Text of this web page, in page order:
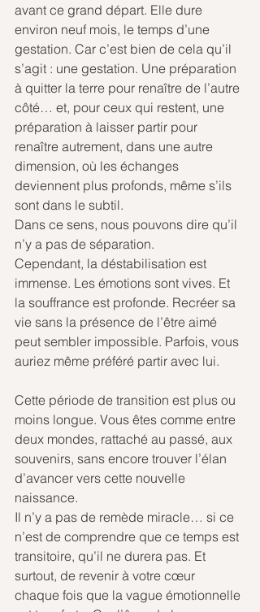
avant ce grand départ. Elle dure
environ neuf mois, le temps d’une
gestation. Car c’est bien de cela qu’il
s’agit : une gestation. Une préparation
à quitter la terre pour renaître de l’autre
côté… et, pour ceux qui restent, une
préparation à laisser partir pour
renaître autrement, dans une autre
dimension, où les échanges
deviennent plus profonds, même s’ils
sont dans le subtil.
Dans ce sens, nous pouvons dire qu’il
n’y a pas de séparation.
Cependant, la déstabilisation est
immense. Les émotions sont vives. Et
la souffrance est profonde. Recréer sa
vie sans la présence de l’être aimé
peut sembler impossible. Parfois, vous
auriez même préféré partir avec lui.
Cette période de transition est plus ou
moins longue. Vous êtes comme entre
deux mondes, rattaché au passé, aux
souvenirs, sans encore trouver l’élan
d’avancer vers cette nouvelle
naissance.
Il n’y a pas de remède miracle… si ce
n’est de comprendre que ce temps est
transitoire, qu’il ne durera pas. Et
surtout, de revenir à votre cœur
chaque fois que la vague émotionnelle